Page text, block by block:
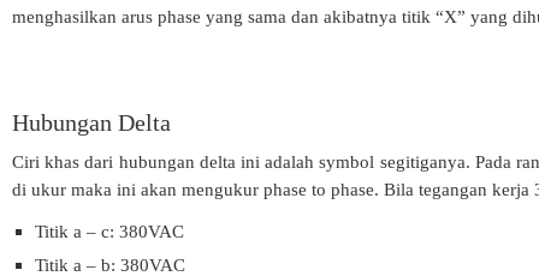
menghasilkan arus phase yang sama dan akibatnya titik “X” yang
Hubungan Delta
Ciri khas dari hubungan delta ini adalah symbol segitiganya. Pada
di ukur maka ini akan mengukur phase to phase. Bila tegangan
Titik a – c: 380VAC
Titik a – b: 380VAC